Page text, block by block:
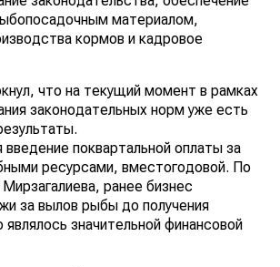
материалом,
кормов и кадровое
что на текущий момент в рамках
законодательных норм уже есть
поквартальной оплаты за
ресурсами, вместогодовой. По
ранее бизнес
за вылов рыбы до получения
значительной финансовой